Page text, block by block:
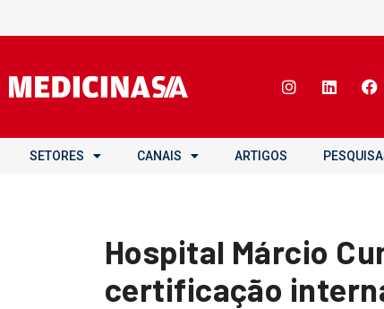
SETORES CANAIS ARTIGOS
Hospital Márcio
certificação